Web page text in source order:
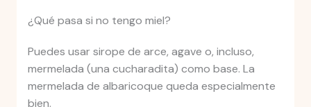
¿Qué pasa si no tengo miel?
Puedes usar sirope de arce, agave o, incluso,
mermelada (una cucharadita) como base. La
mermelada de albaricoque queda especialmente
bien.